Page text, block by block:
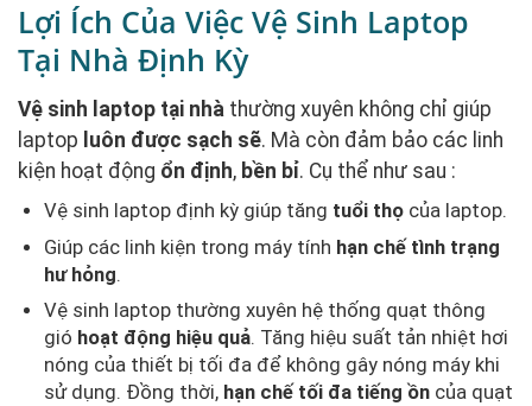
Lợi Ích Của Việc Vệ Sinh Laptop
Tại Nhà Định Kỳ
Vệ sinh laptop tại nhà thường xuyên không chỉ giúp
laptop luôn được sạch sẽ. Mà còn đảm bảo các linh
kiện hoạt động ổn định, bền bỉ. Cụ thể như sau :
Vệ sinh laptop định kỳ giúp tăng tuổi thọcủa laptop.
Giúp các linh kiện trong máy tính hạn chế tình trạng
hư hỏng.
Vệ sinh laptop thường xuyên hệ thống quạt thông
gió hoạt động hiệu quả. Tăng hiệu suất tản nhiệt hơi
nóng của thiết bị tối đa để không gây nóng máy khi
sử dụng. Đồng thời, hạn chế tối đa tiếng ồncủa quạt